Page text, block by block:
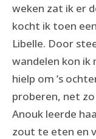
weken zat ik er
kocht ik toen
Libelle. Door
wandelen kon ik
hielp om ’s
proberen, net
Anouk leerde
zout te eten en